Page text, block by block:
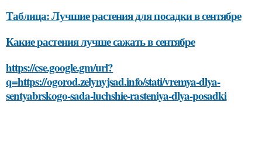
Таблица: Лучшие растения для посадки в сентябре
Какие растения лучше сажать в сентябре
https://cse.google.gm/url?
q=https://ogorod.zelynyjsad.info/stati/vremya-dlya-
sentyabrskogo-sada-luchshie-rasteniya-dlya-posadki